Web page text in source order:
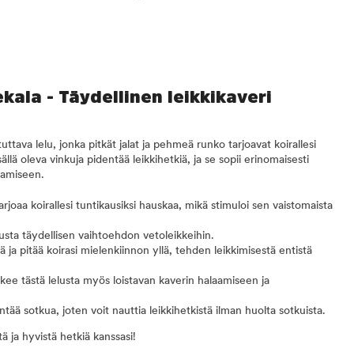
- Täydellinen leikkikaveri
lelu, jonka pitkät jalat ja pehmeä runko tarjoavat koirallesi
oleva vinkuja pidentää leikkihetkiä, ja se sopii erinomaisesti
koirallesi tuntikausiksi hauskaa, mikä stimuloi sen vaistomaista
täydellisen vaihtoehdon vetoleikkeihin.
ja pitää koirasi mielenkiinnon yllä, tehden leikkimisestä entistä
tästä lelusta myös loistavan kaverin halaamiseen ja
sotkua, joten voit nauttia leikkihetkistä ilman huolta sotkuista.
ja hyvistä hetkiä kanssasi!